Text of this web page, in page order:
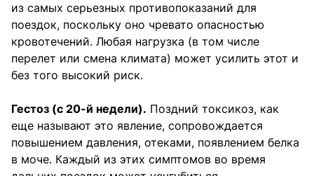
из самых серьезных противопоказаний для
поездок, поскольку оно чревато опасностью
кровотечений. Любая нагрузка (в том числе
перелет или смена климата) может усилить этот и
без того высокий риск.
Гестоз (с 20-й недели). Поздний токсикоз, как
еще называют это явление, сопровождается
повышением давления, отеками, появлением белка
в моче. Каждый из этих симптомов во время